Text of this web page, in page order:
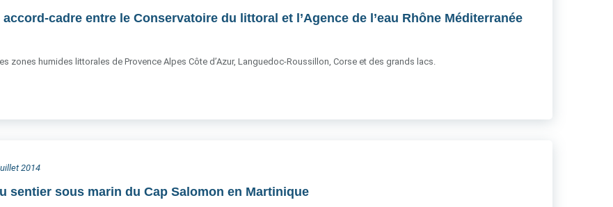
accord-cadre entre le Conservatoire du littoral et l’Agence de l’eau Rhône Méditerranée
zones humides littorales de Provence Alpes Côte d’Azur, Languedoc-Roussillon, Corse et des grands lacs.
2014
sentier sous marin du Cap Salomon en Martinique